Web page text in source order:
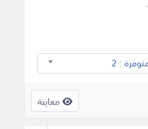
: 2
معاينة